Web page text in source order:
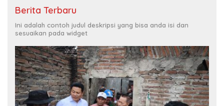
Berita Terbaru
Ini adalah contoh judul deskripsi yang bisa anda isi dan
sesuaikan pada widget